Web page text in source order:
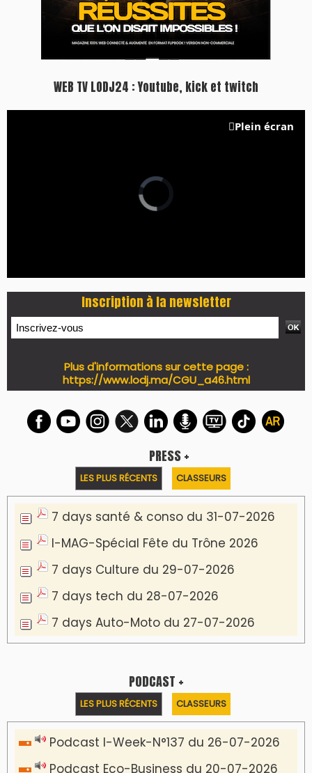
Plus d'informations sur cette page :
7 days santé & conso du 31-07-2026
7 days Auto-Moto du 27-07-2026
PODCAST +
LES PLUS RÉCENTS CLASSEURS
Podcast I-Week-N°137 du 26-07-2026
Podcast Eco-Business du 20-07-2026
Podcast IA-MAG-07 du 22-07-2026
Podcast I-Week N°136-19-07-2026
Podcast I-débats N31 du 18-07-2026
Communiqué de presse
Marrakech : le Musée Yves Saint Laurent fait
du mois d'août un rendez-vous